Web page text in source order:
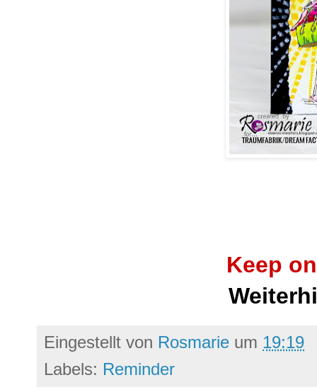
Keep
Eingestellt von Rosmarie um 19:19
Labels: Reminder